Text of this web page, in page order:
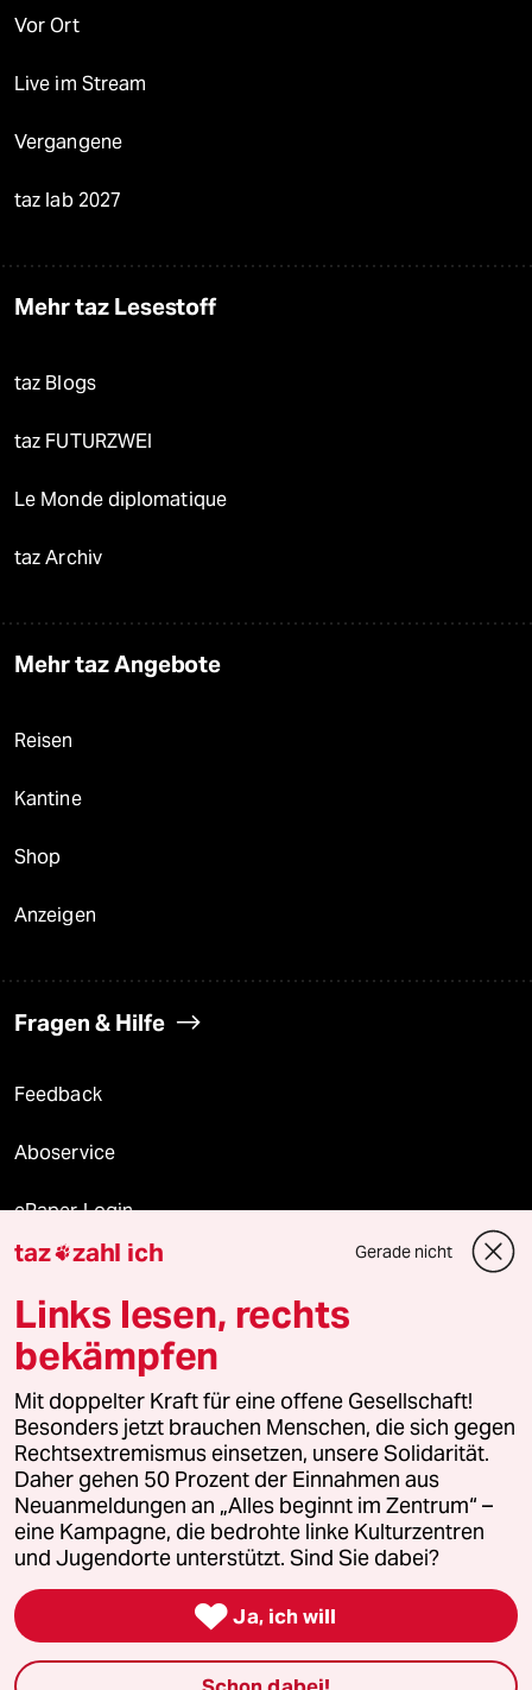
Vor Ort
Live im Stream
Vergangene
taz lab 2027
Mehr taz Lesestoff
taz Blogs
taz FUTURZWEI
Le Monde diplomatique
taz Archiv
Mehr taz Angebote
Reisen
Kantine
Shop
Anzeigen
Fragen & Hilfe
Feedback
Aboservice
ePaper Login
Downloads für Abonnierende
© 2026 taz Verlags und Vertriebs GmbH
Alle Rechte vorbehalten. Bei rechtlichen Fragen oder für Genehmigungen
wenden Sie sich bitte an
lizenzen@taz.de
Feedback Redaktionsstatut Kommune-Richtlinien
Leitlinie Informant Datenschutz Impressum AGB
Seitenwende Einwilligungen widerrufen (Ads)
taz zahl ich Gerade nicht
Links lesen, rechts
bekämpfen
Mit doppelter Kraft für eine offene Gesellschaft!
Besonders jetzt brauchen Menschen, die sich gegen
Rechtsextremismus einsetzen, unsere Solidarität.
Daher gehen 50 Prozent der Einnahmen aus
Neuanmeldungen an „Alles beginnt im Zentrum“ –
eine Kampagne, die bedrohte linke Kulturzentren
und Jugendorte unterstützt. Sind Sie dabei?
 Ja, ich will